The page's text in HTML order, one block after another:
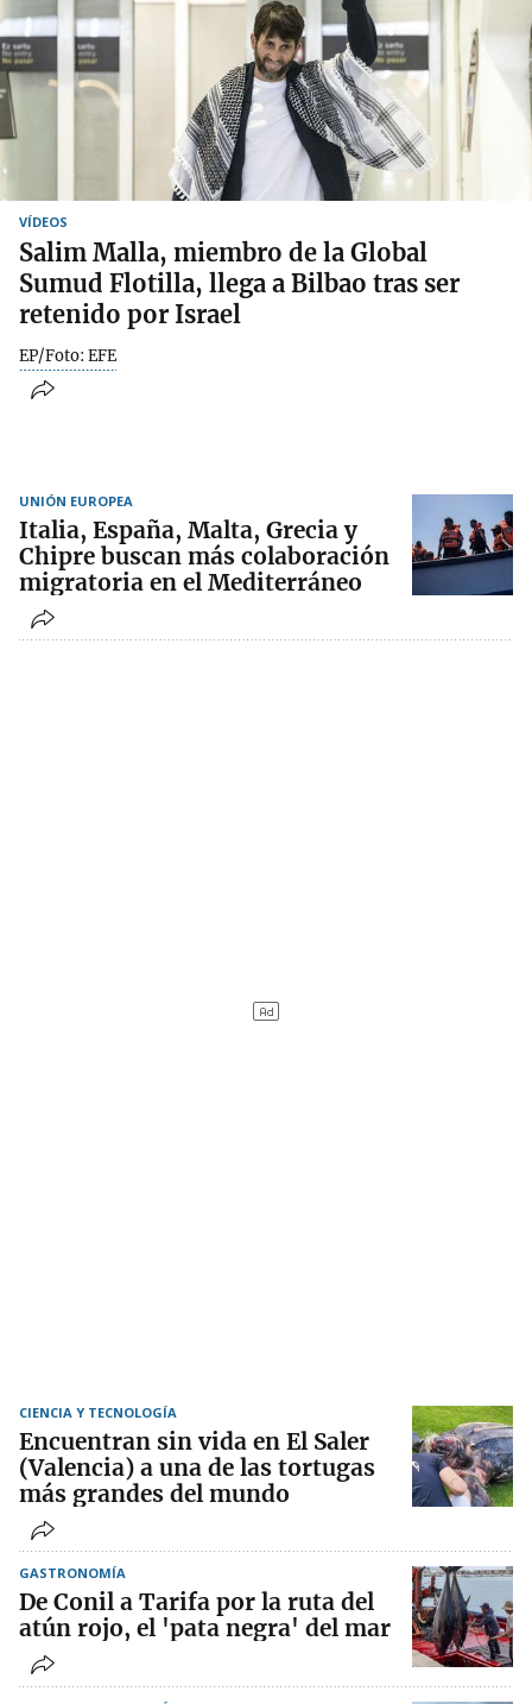
VÍDEOS
Salim Malla, miembro de la Global
Sumud Flotilla, llega a Bilbao tras ser
retenido por Israel
EP/Foto: EFE
UNIÓN EUROPEA
Italia, España, Malta, Grecia y
Chipre buscan más colaboración
migratoria en el Mediterráneo
CIENCIA Y TECNOLOGÍA
Encuentran sin vida en El Saler
(Valencia) a una de las tortugas
más grandes del mundo
GASTRONOMÍA
De Conil a Tarifa por la ruta del
atún rojo, el 'pata negra' del mar